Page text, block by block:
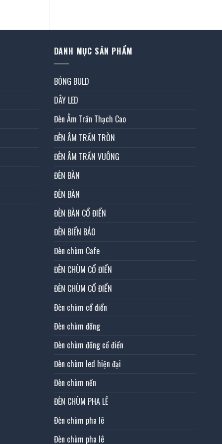
DANH MỤC SẢN PHẨM
BÓNG BULD
DÂY LED
Đèn Âm Trần Thạch Cao
ĐÈN ÂM TRẦN TRÒN
ĐÈN ÂM TRẦN VUÔNG
ĐÈN BÀN
ĐÈN BÀN
ĐÈN BÀN CỔ ĐIỂN
ĐÈN BIỂN BÁO
Đèn chùm Cafe
ĐÈN CHÙM CỔ ĐIỂN
ĐÈN CHÙM CỔ ĐIỂN
Đèn chùm cổ điển
Đèn chùm đồng
Đèn chùm đồng cổ điển
Đèn chùm led hiện đại
Đèn chùm nến
ĐÈN CHÙM PHA LÊ
Đèn chùm pha lê
Đèn chùm pha lê